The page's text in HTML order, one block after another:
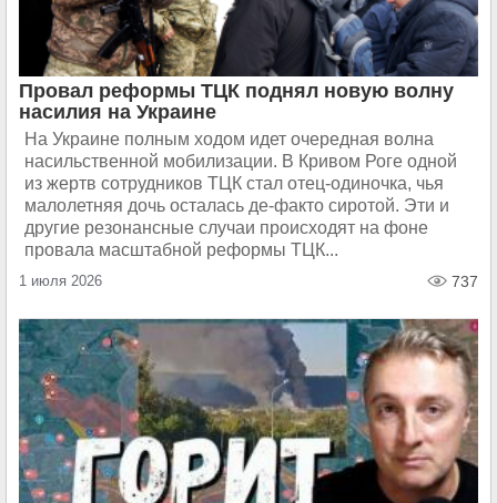
Провал реформы ТЦК поднял новую волну
насилия на Украине
На Украине полным ходом идет очередная волна
насильственной мобилизации. В Кривом Роге одной
из жертв сотрудников ТЦК стал отец-одиночка, чья
малолетняя дочь осталась де-факто сиротой. Эти и
другие резонансные случаи происходят на фоне
провала масштабной реформы ТЦК...
1 июля 2026 737